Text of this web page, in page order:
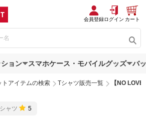
会員登録ログイン カート
ョン スマホケース・モバイルグッズ バ
トアイテムの検索 Tシャツ販売一覧 【NO
ャツ 5